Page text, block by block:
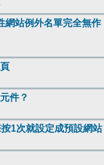
網站例外名單完全無作
件？
1次就設定成預設網站